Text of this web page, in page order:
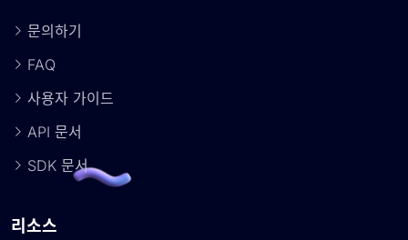
문의하기
FAQ
사용자 가이드
API 문서
SDK 문서
리소스